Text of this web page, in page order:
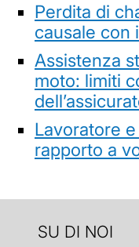
Perdita di
causale con
Assistenza
moto: limiti
Lavoratore
rapporto a
SU DI NOI